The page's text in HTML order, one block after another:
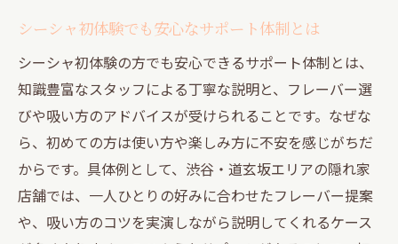
シーシャ初体験でも安心なサポート体制とは
シーシャ初体験の方でも安心できるサポート体制とは、
知識豊富なスタッフによる丁寧な説明と、フレーバー選
びや吸い方のアドバイスが受けられることです。なぜな
ら、初めての方は使い方や楽しみ方に不安を感じがちだ
からです。具体例として、渋谷・道玄坂エリアの隠れ家
店舗では、一人ひとりの好みに合わせたフレーバー提案
や、吸い方のコツを実演しながら説明してくれるケース